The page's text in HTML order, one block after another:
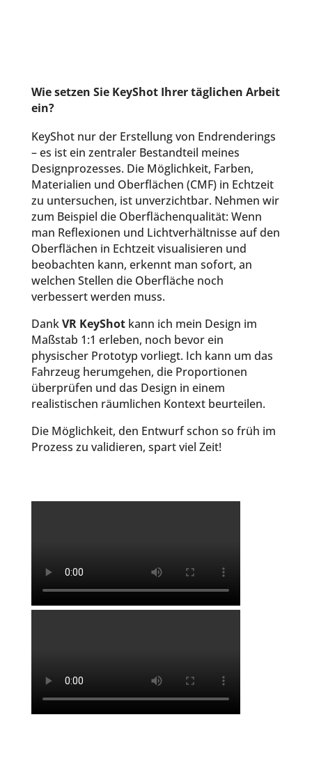
Wie setzen Sie KeyShot Ihrer täglichen Arbeit
ein?
KeyShot nur der Erstellung von Endrenderings
– es ist ein zentraler Bestandteil meines
Designprozesses. Die Möglichkeit, Farben,
Materialien und Oberflächen (CMF) in Echtzeit
zu untersuchen, ist unverzichtbar. Nehmen wir
zum Beispiel die Oberflächenqualität: Wenn
man Reflexionen und Lichtverhältnisse auf den
Oberflächen in Echtzeit visualisieren und
beobachten kann, erkennt man sofort, an
welchen Stellen die Oberfläche noch
verbessert werden muss.
DankVR KeyShotkann ich mein Design im
Maßstab 1:1 erleben, noch bevor ein
physischer Prototyp vorliegt. Ich kann um das
Fahrzeug herumgehen, die Proportionen
überprüfen und das Design in einem
realistischen räumlichen Kontext beurteilen.
Die Möglichkeit, den Entwurf schon so früh im
Prozess zu validieren, spart viel Zeit!